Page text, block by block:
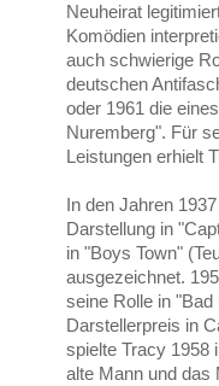
Neuheirat
Komödien
auch schwierige
deutschen
oder 1961 die
Nuremberg". Für
Leistungen erhielt
In den Jahren
Darstellung in
in "Boys Town"
ausgezeichnet.
seine Rolle in
Darstellerpreis in
spielte Tracy 1958
alte Mann und das